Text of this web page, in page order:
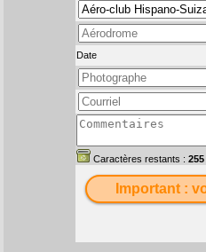
Date
Caractères restants : 255
Important :